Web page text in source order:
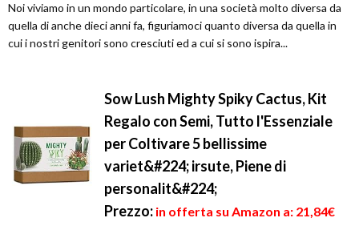
Noi viviamo in un mondo particolare, in una società molto diversa da
quella di anche dieci anni fa, figuriamoci quanto diversa da quella in
cui i nostri genitori sono cresciuti ed a cui si sono ispira...
Sow Lush Mighty Spiky Cactus, Kit
Regalo con Semi, Tutto l'Essenziale
per Coltivare 5 bellissime
variet&#224; irsute, Piene di
personalit&#224;
Prezzo: in offerta su Amazon a: 21,84€